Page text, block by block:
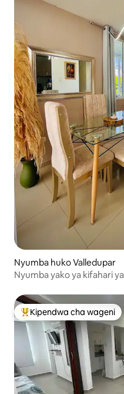
Nyumba huko Valledupar
Nyumba yako ya kifahari
Kipendwa maarufu cha
Kipendwa cha wageni